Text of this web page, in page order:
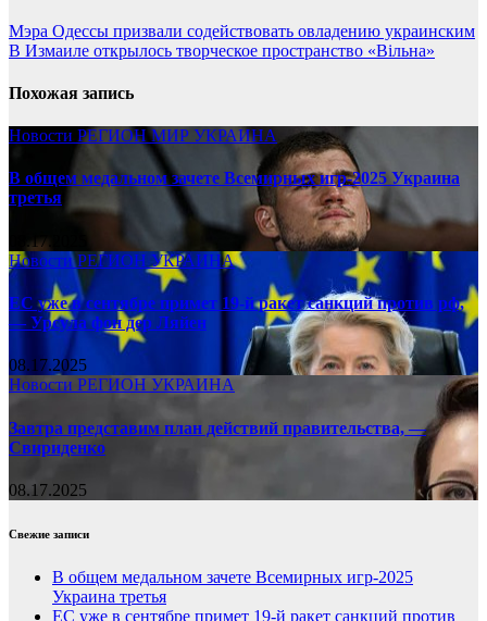
Мэра Одессы призвали содействовать овладению украинским
В Измаиле открылось творческое пространство «Вільна»
Похожая запись
Новости РЕГИОНМИР УКРАИНА
В общем медальном зачете Всемирных игр-2025 Украина
третья
08.17.2025
НовостиРЕГИОНУКРАИНА
ЕС уже в сентябре примет 19-й ракет санкций против рф,
— Урсула фон дер Ляйен
08.17.2025
Новости РЕГИОН УКРАИНА
Завтра представим план действий правительства, —
Свириденко
08.17.2025
Свежие записи
В общем медальном зачете Всемирных игр-2025
Украина третья
ЕС уже в сентябре примет 19-й ракет санкций против